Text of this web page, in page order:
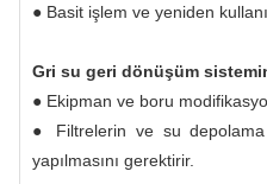
● Basit işlem ve yeniden
Gri su geri dönüşüm
● Ekipman ve boru
● Filtrelerin ve su depolama
yapılmasını gerektirir.